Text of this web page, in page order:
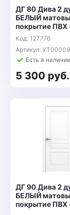
ДГ 80 Дива 2
БЕЛЫЙ
покрытие ПВХ
Код: 127776
Артикул:
Есть в
5 300 руб.
ДГ 90 Дива 2
БЕЛЫЙ
покрытие ПВХ